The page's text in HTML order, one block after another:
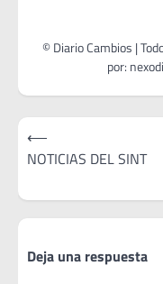
Maldonado en el 2do
de la clasificación
esto le sumamos el 3er…
Navegación
de
⟵
NOTICIAS DEL SINT
Deja una respuesta